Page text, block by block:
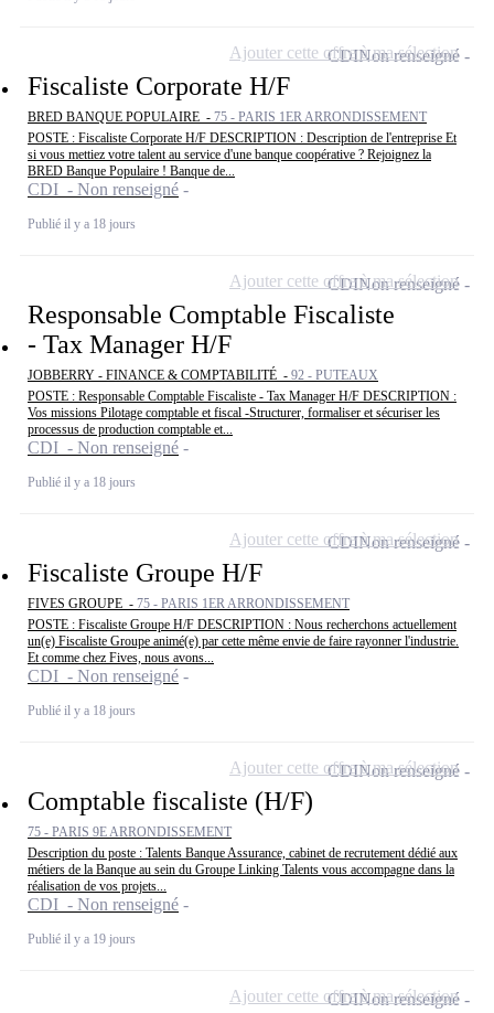
Fiscaliste Corporate H/F
BRED BANQUE POPULAIRE - 75 - PARIS 1ER ARRONDISSEMENT
POSTE : Fiscaliste Corporate H/F DESCRIPTION : Description de l'entreprise Et
si vous mettiez votre talent au service d'une banque coopérative ? Rejoignez la
BRED Banque Populaire ! Banque de...
CDI - Non renseigné
Publié il y a 18 jours
CDINon renseigné
Ajouter cette offre à ma sélection
Responsable Comptable Fiscaliste
- Tax Manager H/F
JOBBERRY - FINANCE & COMPTABILITÉ - 92 - PUTEAUX
POSTE : Responsable Comptable Fiscaliste - Tax Manager H/F DESCRIPTION :
Vos missions Pilotage comptable et fiscal -Structurer, formaliser et sécuriser les
processus de production comptable et...
CDI - Non renseigné
Publié il y a 18 jours
CDINon renseigné
Ajouter cette offre à ma sélection
Fiscaliste Groupe H/F
FIVES GROUPE - 75 - PARIS 1ER ARRONDISSEMENT
POSTE : Fiscaliste Groupe H/F DESCRIPTION : Nous recherchons actuellement
un(e) Fiscaliste Groupe animé(e) par cette même envie de faire rayonner l'industrie.
Et comme chez Fives, nous avons...
CDI - Non renseigné
Publié il y a 18 jours
CDINon renseigné
Ajouter cette offre à ma sélection
Comptable fiscaliste (H/F)
75 - PARIS 9E ARRONDISSEMENT
Description du poste : Talents Banque Assurance, cabinet de recrutement dédié aux
métiers de la Banque au sein du Groupe Linking Talents vous accompagne dans la
réalisation de vos projets...
CDI - Non renseigné
Publié il y a 19 jours
CDINon renseigné
Ajouter cette offre à ma sélection
CDINon renseigné
Ajouter cette offre à ma sélection